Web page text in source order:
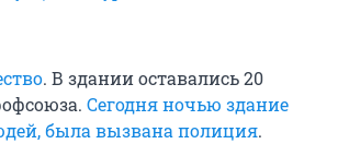
. В здании оставались 20
Сегодня ночью здание
была вызвана полиция.